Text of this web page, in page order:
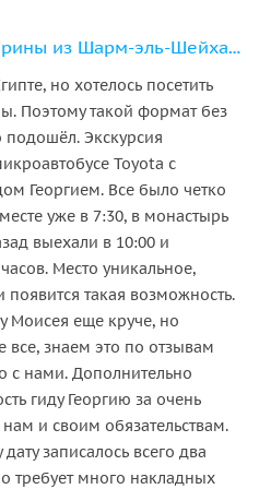
Монастырь Святой Екатерины из Шарм-эль-Шейха с гидом.
но хотелось посетить
Поэтому такой формат без
Экскурсия
Toyota с
Георгием. Все было четко
уже в 7:30, в монастырь
выехали в 10:00 и
Место уникальное,
появится такая возможность.
Моисея еще круче, но
все, знаем это по отзывам
нами. Дополнительно
гиду Георгию за очень
и своим обязательствам.
записалось всего два
требует много накладных